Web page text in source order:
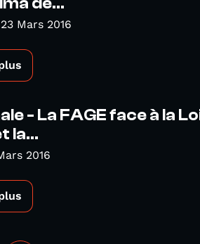
Mars 2016
- La FAGE face à la
la...
2016